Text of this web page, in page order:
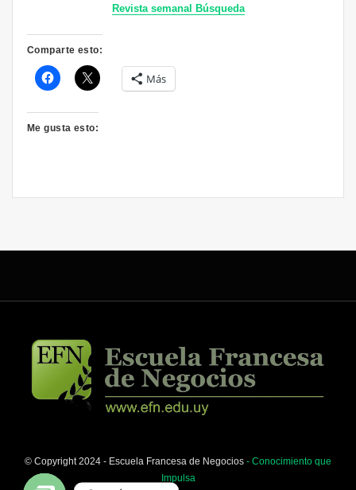
Revista semanal Búsqueda
Comparte esto:
Más
Me gusta esto:
© Copyright 2024 - Escuela Francesa de Negocios - Conocimiento que
Impulsa